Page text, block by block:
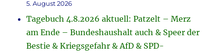
5. August 2026
Tagebuch 4.8.2026 aktuell: Patzelt – Merz
am Ende – Bundeshaushalt auch & Speer der
Bestie & Kriegsgefahr & AfD & SPD-